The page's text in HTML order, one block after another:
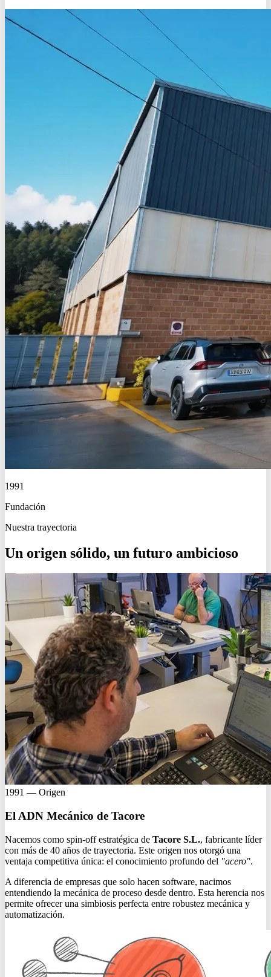
1991
Fundación
Nuestra trayectoria
Un origen sólido, un futuro ambicioso
1991 — Origen
El ADN Mecánico de Tacore
Nacemos como spin-off estratégica de Tacore S.L., fabricante líder
con más de 40 años de trayectoria. Este origen nos otorgó una
ventaja competitiva única: el conocimiento profundo del "acero".
A diferencia de empresas que solo hacen software, nacimos
entendiendo la mecánica de proceso desde dentro. Esta herencia nos
permite ofrecer una simbiosis perfecta entre robustez mecánica y
automatización.